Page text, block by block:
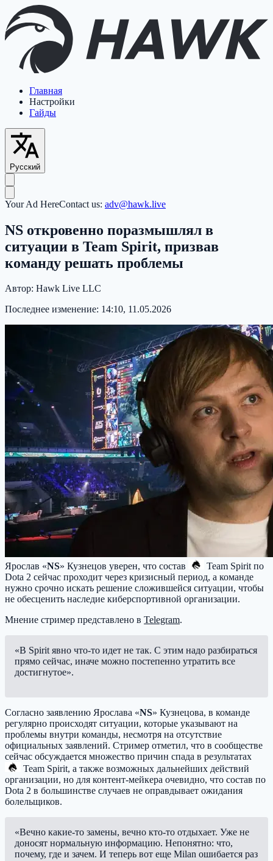
Главная
Настройки
Гайды
Русский
Your Ad HereContact us: adv@hawk.live
NS откровенно поразмышлял в
ситуации в Team Spirit, призвав
команду решать проблемы
Автор: Hawk Live LLC
Последнее изменение: 14:10, 11.05.2026
Ярослав «NS» Кузнецов уверен, что состав Team Spiritпо
Dota 2 сейчас проходит через кризисный период, а команде
нужно срочно искать решение сложившейся ситуации, чтобы
не обесценить наследие киберспортивной организации.
Мнение стример представлено в Telegram.
«В Spirit явно что‑то идет не так. С этим надо разбираться
прямо сейчас, иначе можно постепенно утратить все
достигнутое».
Согласно заявлению Ярослава «NS» Кузнецова, в команде
регулярно происходят ситуации, которые указывают на
проблемы внутри команды, несмотря на отсутствие
официальных заявлений. Стример отметил, что в сообществе
сейчас обсуждается множество причин спада в результатах
Team Spirit, а также возможных дальнейших действий
организации, но для контент-мейкера очевидно, что состав по
Dota 2 в большинстве случаев не оправдывает ожидания
болельщиков.
«Вечно какие‑то замены, вечно кто‑то отдыхает. Уже не
доносят нормальную информацию. Непонятно: что,
почему, где и зачем. И теперь вот еще Milan ошибается раз